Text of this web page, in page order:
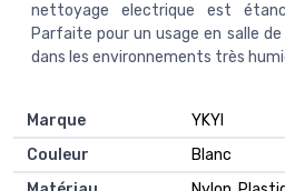
nettoyage electrique est
Parfaite pour un usage en salle
dans les environnements très
Marque
‎YKYI
Couleur
‎Blanc